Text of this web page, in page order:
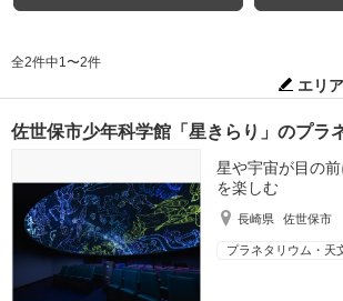
全2件中1〜2件
エリ
佐世保市少年科学館「星きらり」のプラ
星や宇宙が目の
を楽しむ
長崎県 佐世保市
プラネタリウム・天